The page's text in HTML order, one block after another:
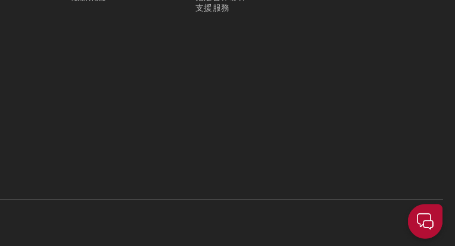
支援服務